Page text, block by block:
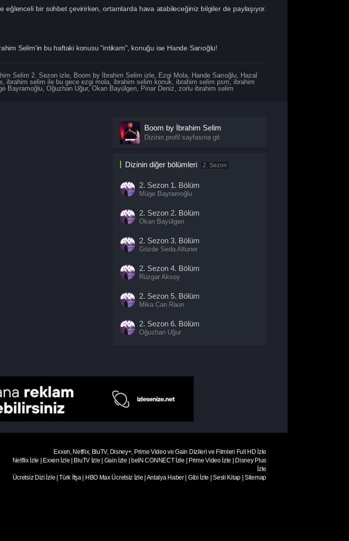
eğlenceli bir sohbet çevirirken, ortamlarda hava atabileceğiniz bilgiler de paylaşıyor.
Selim'in bu haftaki konusu "intikam", konuğu ise Hande Sarıoğlu!
Selim 2. Sezon izle Boom by İbrahim Selim izle Ezgi Mola Hande Sarıoğlu
Hazal
ibrahim selim ile bu gece ezgi mola ibrahim selim konuk ibrahim selim psm
ibrahim
Bayramoğlu Oğuzhan Uğur, Okan Bayülgen Pinar Deniz zorlu ibrahim selim
Boom by İbrahim Selim
Dizinin profil sayfasına git
Dizinin diğer bölümleri 2. Sezon
2. Sezon 1. Bölüm
Müge Bayramoğlu
2. Sezon 2. Bölüm
Okan Bayülgen
2. Sezon 3. Bölüm
Gözde Seda Altuner
2. Sezon 4. Bölüm
Rüzgar Aksoy
2. Sezon 5. Bölüm
Mika Can Raun
2. Sezon 6. Bölüm
Oğuzhan Uğur
2. Sezon8. Bölüm
2. Sezon10. Bölüm
2. Sezon11. Bölüm
Exxen, Netflix, BluTV, Disney+, Prime Video ve Gain Dizileri ve Filmleri Full HD İzle
Netflix İzle | Exxen İzle | BluTV İzle | Gain İzle | beIN CONNECT İzle | Prime Video İzle | Disney Plus
İzle
Ücretsiz Dizi İzle |Türk İfşa | HBO Max Ücretsiz İzle | Antalya Haber| Gibi İzle |Sesli Kitap|Sitemap